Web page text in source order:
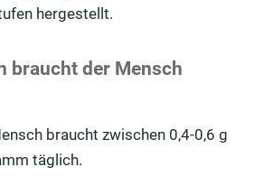
hergestellt.
braucht der Mensch
braucht zwischen 0,4-0,6 g
täglich.